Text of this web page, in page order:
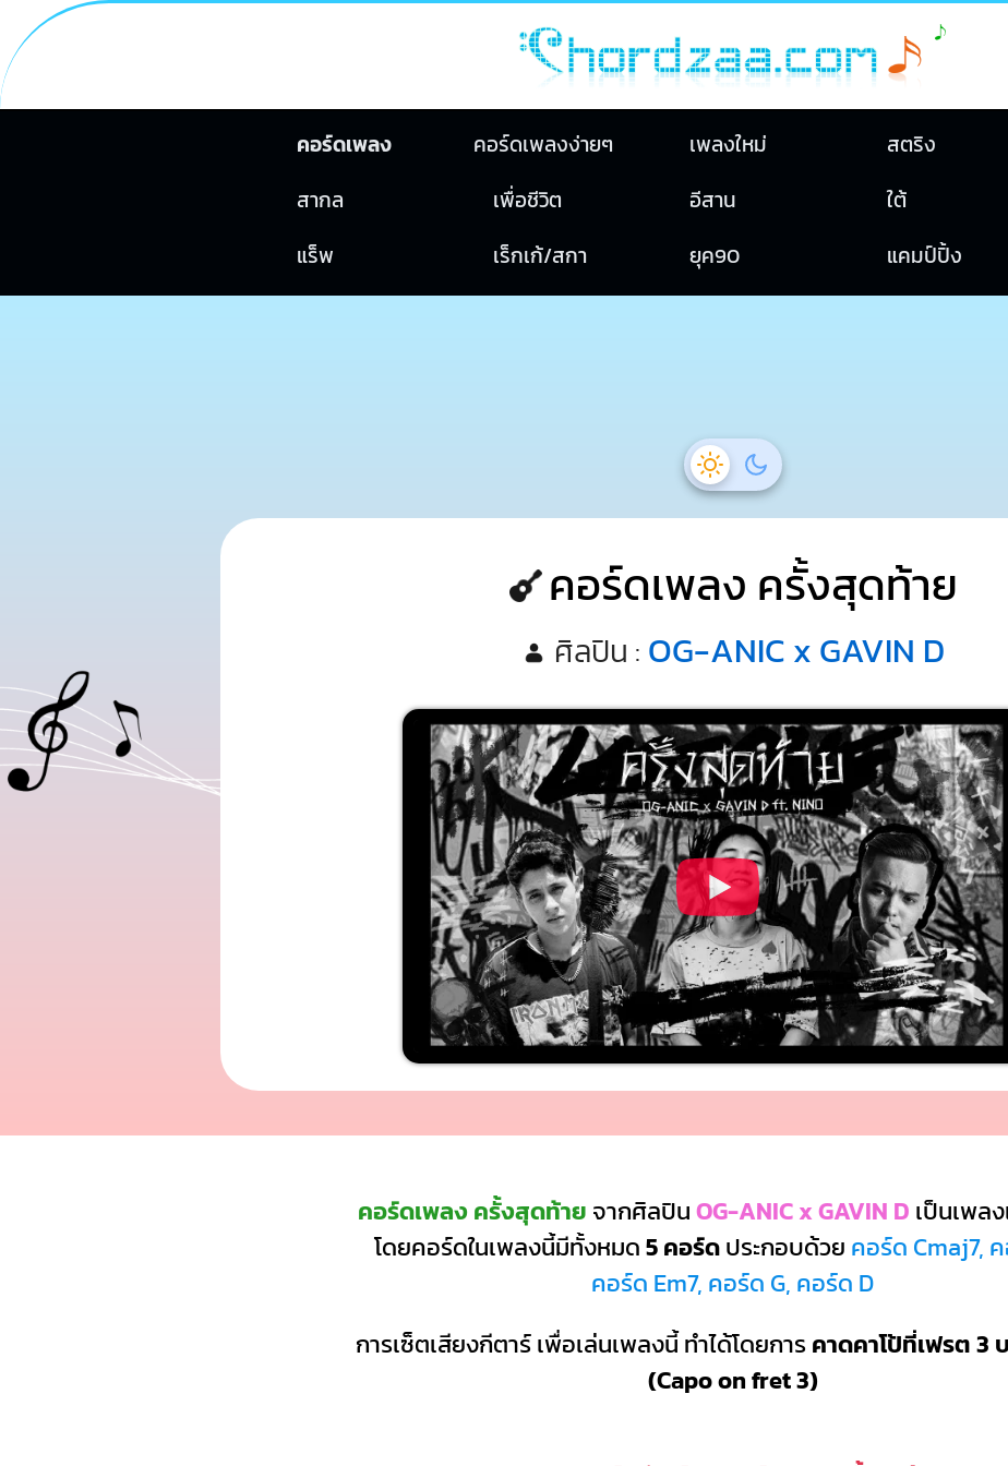
คอร์ดเพลง คอร์ดเพลงง่ายๆ เพลงใหม่ สตริง
สากล
เพื่อชีวิต อีสาน ใต้
แร็พ
เร็กเก้/สกา ยุค90 แคมป์ปิ้ง
คอร์ดเพลง ครั้งสุดท้าย
ศิลปิน : OG-ANIC x GAVIN D
คอร์ดเพลง ครั้งสุดท้าย จากศิลปินOG-ANIC x GAVIN D เป็นเพล
โดยคอร์ดในเพลงนี้มีทั้งหมด5 คอร์ดประกอบด้วย คอร์ด Cmaj7,
คอร์ด Em7, คอร์ด G, คอร์ด D
การเซ็ตเสียงกีตาร์ เพื่อเล่นเพลงนี้ ทำได้โดยการ คาดคาโป้ที่เฟรต 3
(Capo on fret 3)